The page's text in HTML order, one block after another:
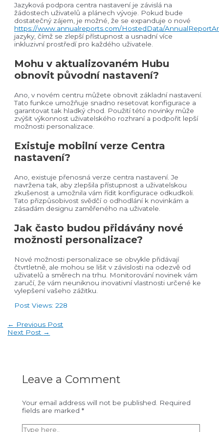
Jazyková podpora centra nastavení je závislá na
žádostech uživatelů a plánech vývoje. Pokud bude
dostatečný zájem, je možné, že se expanduje o nové
https://www.annualreports.com/HostedData/
jazyky, čímž se zlepší přístupnost a usnadní více
inkluzivní prostředí pro každého uživatele.
Mohu v aktualizovaném Hubu
obnovit původní nastavení?
Ano, v novém centru můžete obnovit základní nastavení.
Tato funkce umožňuje snadno resetovat konfigurace a
garantovat tak hladký chod. Použití této novinky může
zvýšit výkonnost uživatelského rozhraní a podpořit lepší
možnosti personalizace.
Existuje mobilní verze Centra
nastavení?
Ano, existuje přenosná verze centra nastavení. Je
navržena tak, aby zlepšila přístupnost a uživatelskou
zkušenost a umožnila vám řídit konfigurace odkudkoli.
Tato přizpůsobivost svědčí o odhodlání k novinkám a
zásadám designu zaměřeného na uživatele.
Jak často budou přidávány nové
možnosti personalizace?
Nové možnosti personalizace se obvykle přidávají
čtvrtletně, ale mohou se lišit v závislosti na odezvě od
uživatelů a směrech na trhu. Monitorování novinek vám
zaručí, že vám neuniknou inovativní vlastnosti určené ke
vylepšení vašeho zážitku.
Post Views: 228
Post
navigation
← Previous Post
Next Post →
Leave a Comment
Your email address will not be published.
Required
fields are marked *
Type